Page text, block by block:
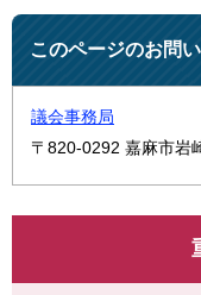
このページのお問
議会事務局
〒820-0292 嘉麻市岩